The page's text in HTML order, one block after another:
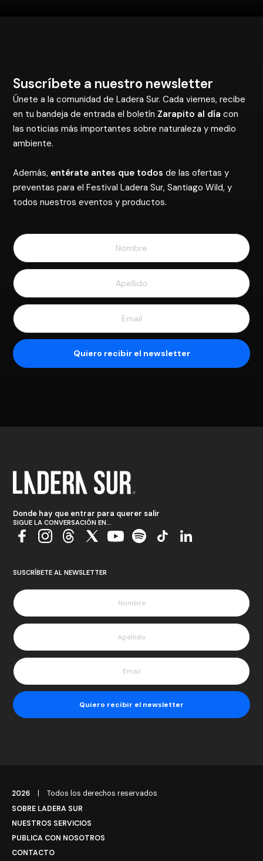
Suscríbete a nuestro newsletter
Únete a la comunidad de Ladera Sur. Cada viernes, recibe
en tu bandeja de entrada el boletín Zarapito al día con
las noticias más importantes sobre naturaleza y medio
ambiente.
Además, entérate antes que todos de las ofertas y
preventas para el Festival Ladera Sur, Santiago Wild, y
todos nuestros eventos y productos.
Donde hay que entrar para querer salir
SIGUE LA CONVERSACIÓN EN...
SUSCRÍBETE AL NEWSLETTER
2026
Todos los derechos reservados
SOBRE LADERA SUR
NUESTROS SERVICIOS
PUBLICA CON NOSOTROS
CONTACTO